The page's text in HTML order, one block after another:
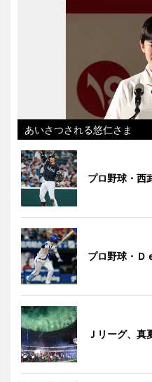
あいさつされる悠仁さま
プロ野球・西
プロ野球・Ｄ
Ｊリーグ、真